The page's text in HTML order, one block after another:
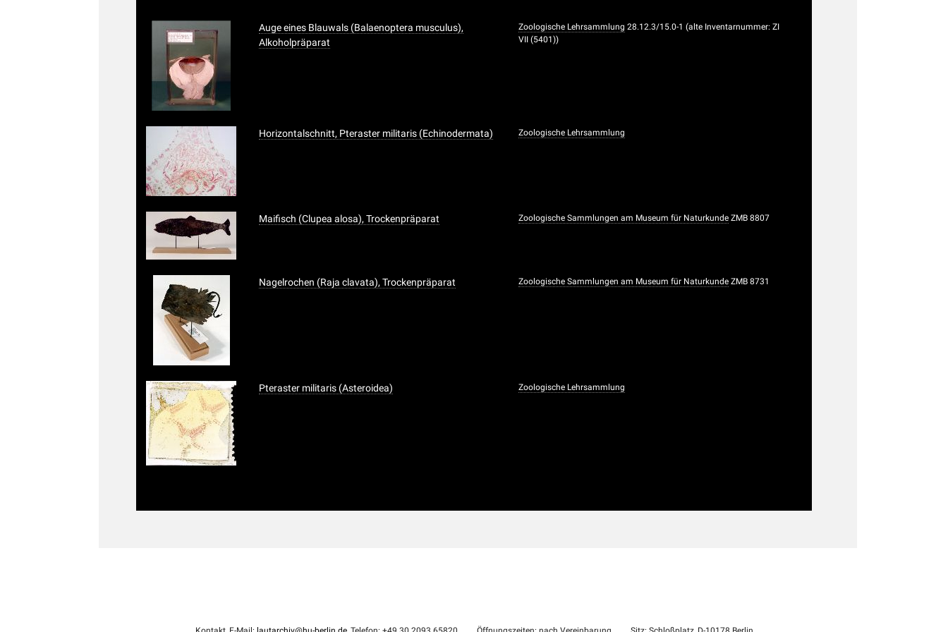
Auge eines Blauwals (Balaenoptera musculus),
Alkoholpräparat
Zoologische Lehrsammlung 28.12.3/15.0-1 (alte Inventarnummer: ZI
VII (5401))
Horizontalschnitt, Pteraster militaris (Echinodermata) Zoologische Lehrsammlung
Maifisch (Clupea alosa), Trockenpräparat Zoologische Sammlungen am Museum für Naturkunde ZMB 8807
Nagelrochen (Raja clavata), Trockenpräparat Zoologische Sammlungen am Museum für Naturkunde ZMB 8731
Pteraster militaris (Asteroidea) Zoologische Lehrsammlung